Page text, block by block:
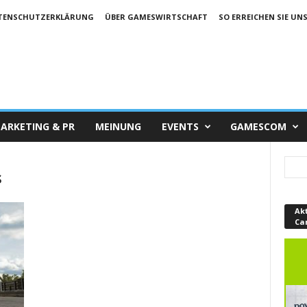
ÜBER GAMESWIRTSCHAFT SO ERREICHEN SIE UNS
& PR MEINUNG EVENTS GAMESCOM